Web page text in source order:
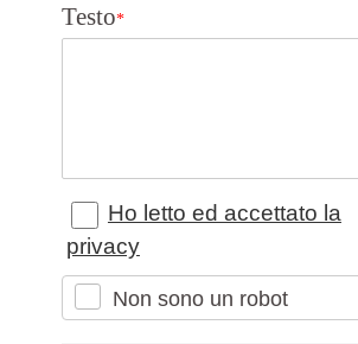
Testo*
Ho letto ed accettato la
privacy
Non sono un robot